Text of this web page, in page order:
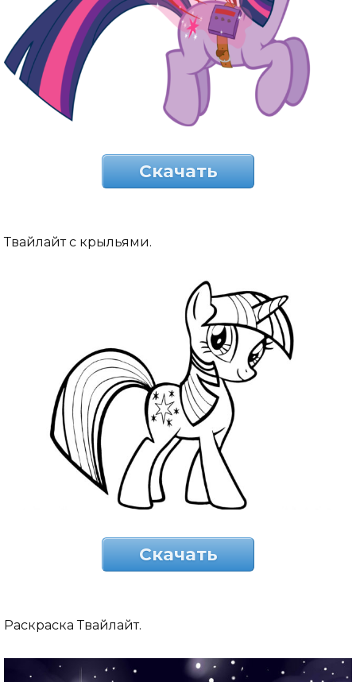
Скачать
Твайлайт с крыльями.
Скачать
Раскраска Твайлайт.